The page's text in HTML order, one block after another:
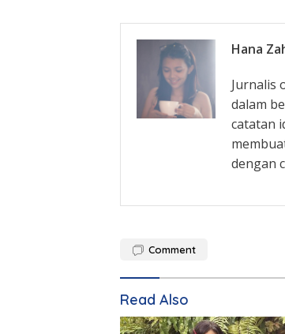
Hana
Jurnalis
dalam
catatan
dengan
Comment
Read Also